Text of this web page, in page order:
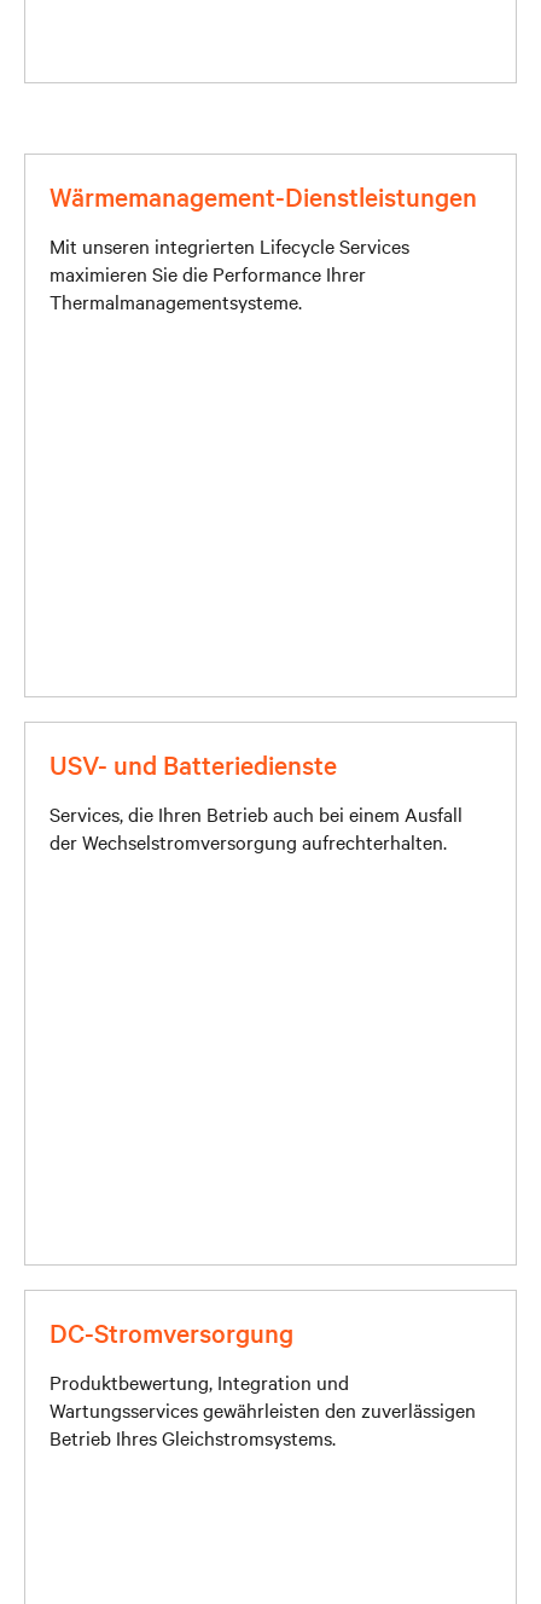
Wärmemanagement-Dienstleistungen
Mit unseren integrierten Lifecycle Services
maximieren Sie die Performance Ihrer
Thermalmanagementsysteme.
USV- und Batteriedienste
Services, die Ihren Betrieb auch bei einem Ausfall
der Wechselstromversorgung aufrechterhalten.
DC-Stromversorgung
Produktbewertung, Integration und
Wartungsservices gewährleisten den zuverlässigen
Betrieb Ihres Gleichstromsystems.